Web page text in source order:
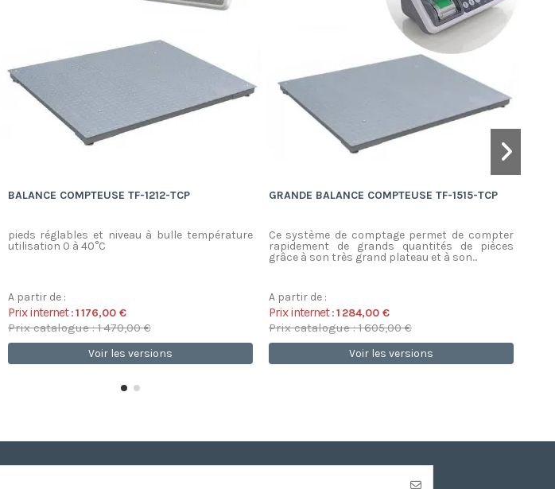
BALANCE COMPTEUSE TF-1212-TCP
pieds réglables et niveau à bulle température
utilisation 0 à 40°C
A partir de :
Prix internet :1 176,00 €
Prix catalogue : 1 470,00 €
Voir les versions
GRANDE BALANCE COMPTEUSE TF-1515-TCP
Ce système de comptage permet de compter
rapidement de grands quantités de pièces
grâce à son très grand plateau et à son...
A partir de :
Prix internet :1 284,00 €
Prix catalogue : 1 605,00 €
Voir les versions